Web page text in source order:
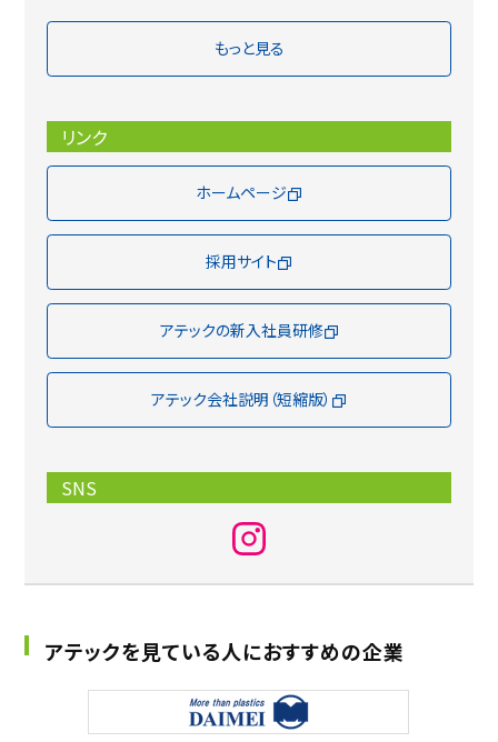
もっと見る
リンク
ホームページ
採用サイト
アテックの新入社員研修
アテック会社説明（短縮版）
SNS
アテックを見ている人におすすめの企業